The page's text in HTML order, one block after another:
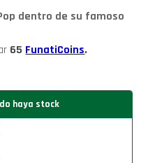
dentro de su famoso
65 FunatiCoins.
haya stock